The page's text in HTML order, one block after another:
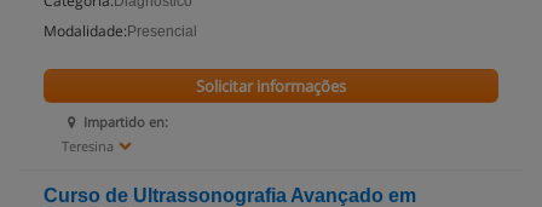
Modalidade: Presencial
Impartido en:
Teresina
Solicitar informações
Curso de Ultrassonografia Avançado em